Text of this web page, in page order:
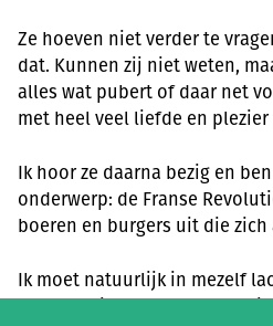
Ze hoeven niet verder te
dat. Kunnen zij niet weten,
alles wat pubert of daar net
met heel veel liefde en
Ik hoor ze daarna bezig en
onderwerp: de Franse
boeren en burgers uit die
Ik moet natuurlijk in mezelf
nog geen idee hebben van